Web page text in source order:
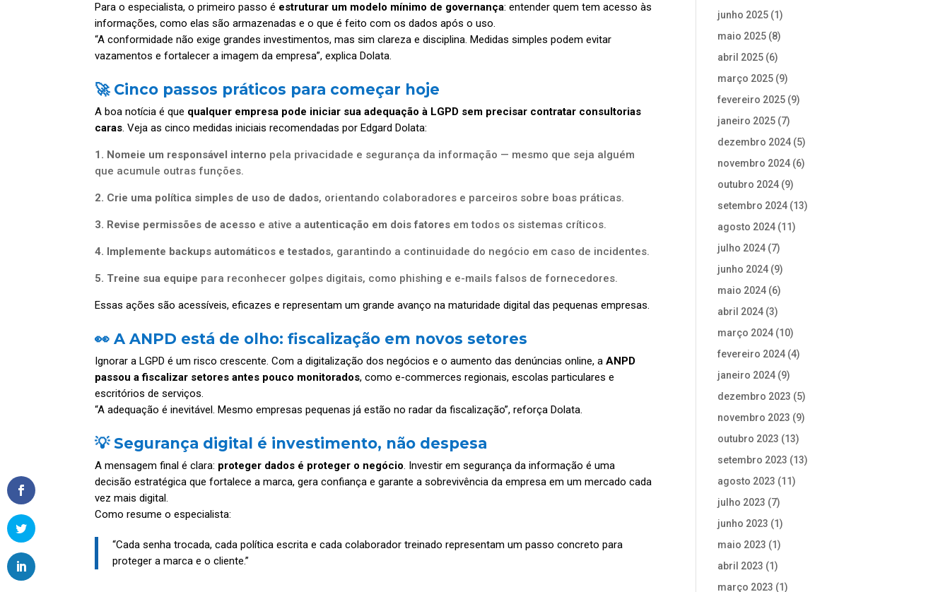
Para o especialista, o primeiro passo é estruturar um modelo mínimo de governança: entender quem tem acesso às
informações, como elas são armazenadas e o que é feito com os dados após o uso.
“A conformidade não exige grandes investimentos, mas sim clareza e disciplina. Medidas simples podem evitar
vazamentos e fortalecer a imagem da empresa”, explica Dolata.
🚀 Cinco passos práticos para começar hoje
A boa notícia é que qualquer empresa pode iniciar sua adequação à LGPD sem precisar contratar consultorias
caras. Veja as cinco medidas iniciais recomendadas por Edgard Dolata:
1. Nomeie um responsável interno pela privacidade e segurança da informação — mesmo que seja alguém
que acumule outras funções.
2. Crie uma política simples de uso de dados, orientando colaboradores e parceiros sobre boas práticas.
3. Revise permissões de acesso e ative aautenticação em dois fatores em todos os sistemas críticos.
4. Implemente backups automáticos e testados, garantindo a continuidade do negócio em caso de incidentes.
5. Treine sua equipe para reconhecer golpes digitais, como phishing e e-mails falsos de fornecedores.
Essas ações são acessíveis, eficazes e representam um grande avanço na maturidade digital das pequenas empresas.
👀 A ANPD está de olho: fiscalização em novos setores
Ignorar a LGPD é um risco crescente. Com a digitalização dos negócios e o aumento das denúncias online, aANPD
passou a fiscalizar setores antes pouco monitorados, como e-commerces regionais, escolas particulares e
escritórios de serviços.
“A adequação é inevitável. Mesmo empresas pequenas já estão no radar da fiscalização”, reforça Dolata.
💡 Segurança digital é investimento, não despesa
A mensagem final é clara: proteger dados é proteger o negócio. Investir em segurança da informação é uma
decisão estratégica que fortalece a marca, gera confiança e garante a sobrevivência da empresa em um mercado cada
vez mais digital.
Como resume o especialista:
“Cada senha trocada, cada política escrita e cada colaborador treinado representam um passo concreto para
proteger a marca e o cliente.”
junho 2025 (1)
maio 2025 (8)
abril 2025 (6)
março 2025 (9)
fevereiro 2025 (9)
janeiro 2025 (7)
dezembro 2024 (5)
novembro 2024 (6)
outubro 2024 (9)
setembro 2024 (13)
agosto 2024 (11)
julho 2024 (7)
junho 2024 (9)
maio 2024 (6)
abril 2024 (3)
março 2024 (10)
fevereiro 2024 (4)
janeiro 2024 (9)
dezembro 2023 (5)
novembro 2023 (9)
outubro 2023 (13)
setembro 2023 (13)
agosto 2023 (11)
julho 2023 (7)
junho 2023 (1)
maio 2023 (1)
abril 2023 (1)
março 2023 (1)